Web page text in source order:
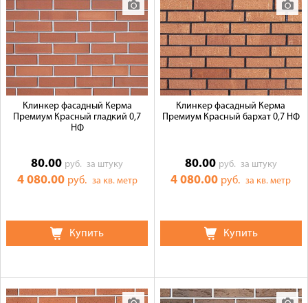
Доставка
Сотрудничество
Галерея объектов
Контакты
Клинкер фасадный Керма
Премиум Красный гладкий 0,7
НФ
80.00 руб.за штуку
4 080.00 руб. за кв. метр
Купить
Клинкер фасадный Керма
Премиум Красный бархат 0,7 НФ
80.00 руб. за штуку
4 080.00 руб.за кв. метр
Купить